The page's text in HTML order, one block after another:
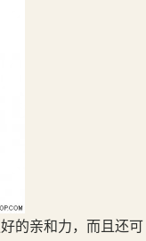
的亲和力，而且还可